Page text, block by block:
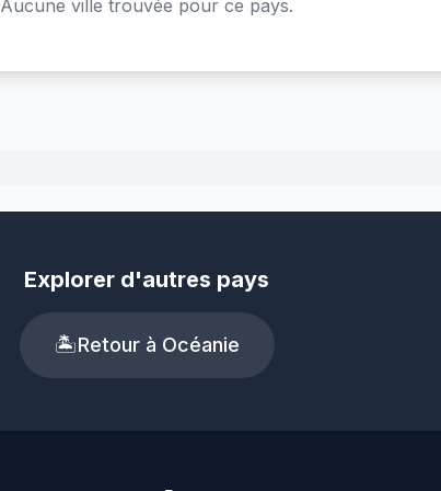
Aucune ville trouvée pour ce pays.
Explorer d'autres pays
🏝️Retour à Océanie